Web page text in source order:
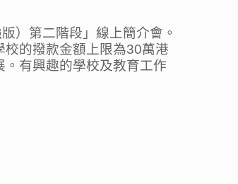
）第二階段」線上簡介會。
的撥款金額上限為30萬港
有興趣的學校及教育工作